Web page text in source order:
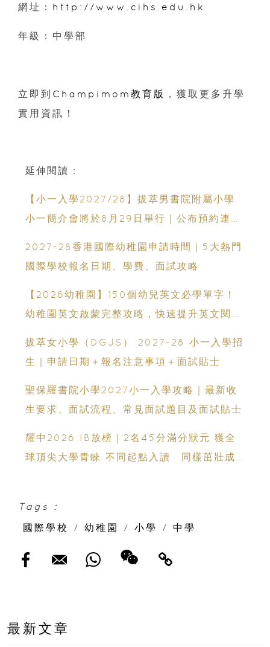
網址： http://www.cihs.edu.hk
年級：中學部
立即到 Champimom教育版
，獲取更多升學
實用資訊！
延伸閱讀 :
【小一入學2027/28】拔萃男書院附屬小學
小一簡介會將於8月29日舉行｜公布預約連結
2027-28香港國際幼稚園申請時間｜5大熱門
國際學校報名日期、學費、面試攻略
【2026幼稚園】150個幼兒英文必學單字！
幼稚園英文啟蒙完整攻略，快速提升英文閱讀
拔萃女小學（DGJS） 2027-28 小一入學招
生｜申請日期＋報名注意事項＋面試貼士
聖保羅書院小學2027小一入學攻略｜最新收
生要求、面試流程、常見面試題目及面試貼士
耀中2026 IB放榜｜2名45分滿分狀元 獲全
球頂尖大學青睞 不同起點入讀 同樣茁壯成
Tags :
國際學校
/ 幼稚園 / 小學 / 中學
最新文章